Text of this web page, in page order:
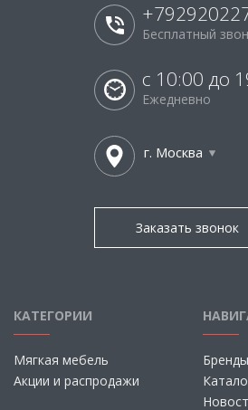
Бесплатный
с 10:00 до
Ежедневно
г. Москва
Заказать звонок
КАТЕГОРИИ
Мягкая мебель
Акции и распродажи
Бренды